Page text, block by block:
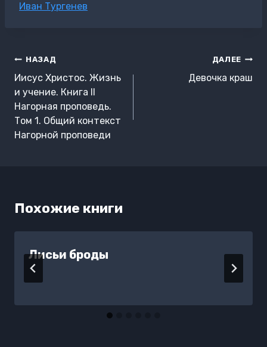
Метки
Иван Тургенев
Навигация
по
записям
НАЗАД
Иисус Христос. Жизнь
и учение. Книга II
Нагорная проповедь.
Том 1. Общий контекст
Нагорной проповеди
ДАЛЕЕ
Девочка краш
Похожие книги
Лисьи броды